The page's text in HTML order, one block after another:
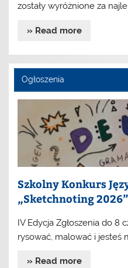
zostały wyróżnione za
» Read more
Ogłoszenia
Szkolny Konkurs
„Sketchnoting 2026”
IV Edycja Zgłoszenia do 8
rysować, malować i jesteś
» Read more